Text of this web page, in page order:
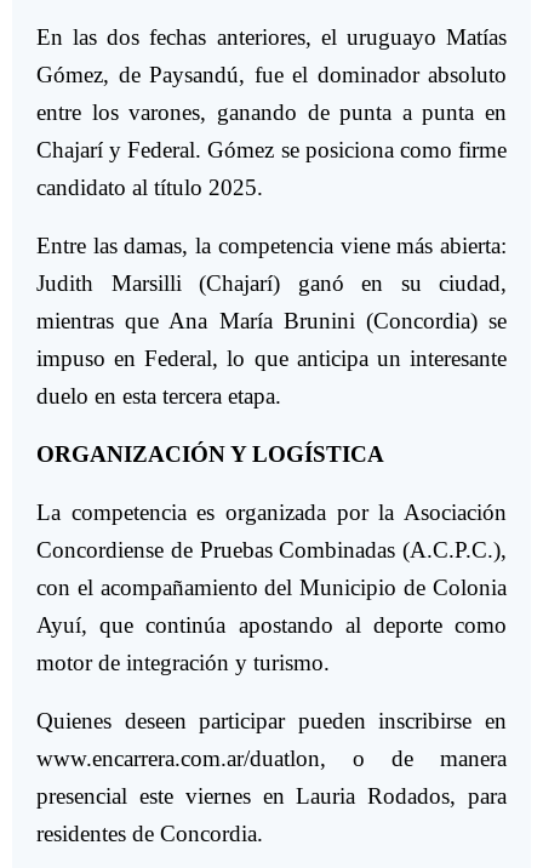
En las dos fechas anteriores, el uruguayo Matías
Gómez, de Paysandú, fue el dominador absoluto
entre los varones, ganando de punta a punta en
Chajarí y Federal. Gómez se posiciona como firme
candidato al título 2025.
Entre las damas, la competencia viene más abierta:
Judith Marsilli (Chajarí) ganó en su ciudad,
mientras que Ana María Brunini (Concordia) se
impuso en Federal, lo que anticipa un interesante
duelo en esta tercera etapa.
ORGANIZACIÓN Y LOGÍSTICA
La competencia es organizada por la Asociación
Concordiense de Pruebas Combinadas (A.C.P.C.),
con el acompañamiento del Municipio de Colonia
Ayuí, que continúa apostando al deporte como
motor de integración y turismo.
Quienes deseen participar pueden inscribirse en
www.encarrera.com.ar/duatlon, o de manera
presencial este viernes en Lauria Rodados, para
residentes de Concordia.